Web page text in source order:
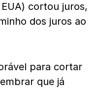
cortou juros,
dos juros ao
para cortar
que já